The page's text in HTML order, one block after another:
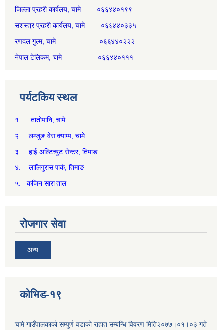
जिल्ला प्रहरी कार्यलय, चामे ०६६४४०१९९
सशस्त्र प्रहरी कार्यलय, चामे ०६६४४०३३५
रणदल गुल्म, चामे ०६६४४०२२२
नेपाल टेलिकम, चामे ०६६४४०१११
पर्यटकिय स्थल
१. तातोपानि, चामे
२. लम्जुङ वेस क्याम्प, चामे
३. हाई अल्टिच्युट सेन्टर, तिमाङ
४. लालिगुरास पार्क, तिमाङ
५. कजिन सारा ताल
रोजगार सेवा
अन्य
कोभिड-१९
चामे गाउँपालकाको सम्पुर्ण वडाको राहात सम्बन्धि विवरण मिति२०७७।०१।०३ गते